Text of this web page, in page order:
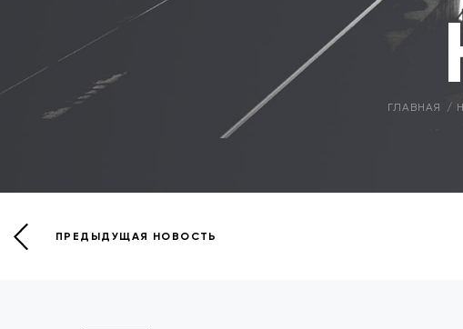
ГЛАВНАЯ
ПРЕДЫДУЩАЯ НОВОСТЬ